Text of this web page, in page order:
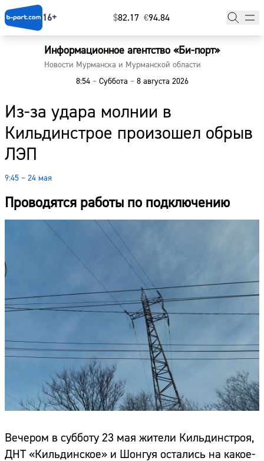
16+ $⁠82.17 €⁠94.84
Информационное агентство «Би-порт»
Новости Мурманска и Мурманской области
8:54 –Суббота –8 августа 2026
Из-за удара молнии в
Кильдинстрое произошел обрыв
ЛЭП
9:45 – 24 мая
Проводятся работы по подключению
Вечером в субботу 23 мая жители Кильдинстроя,
ДНТ «Кильдинское» и Шонгуя остались на какое-
Главная
Наши гости
Фоторепортажи
Погода
Курсы валют